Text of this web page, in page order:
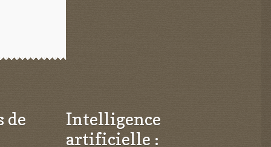
de
Intelligence
artificielle :